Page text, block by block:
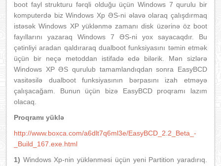
boot fayl strukturu fərqli olduğu üçün Windows 7 qurulu bir
komputerdə biz Windows Xp ƏS-ni əlavə olaraq çalışdırmaq
istəsək Windows XP yüklənmə zamanı disk üzərinə öz boot
fayıllarını yazaraq Windows 7 ƏS-ni yox sayacaqdır. Bu
çətinliyi aradan qaldıraraq dualboot funksiyasını təmin etmək
üçün bir neçə metoddan istifadə edə bilərik. Mən sizlərə
Windows XP ƏS qurulub tamamlandıqdan sonra EasyBCD
vasitəsilə dualboot funksiyasının bərpasını izah etməyə
çalışacağam. Bunun üçün bizə EasyBCD proqramı lazım
olacaq.
Proqramı yüklə
http://www.boxca.com/a6dlt7q6ml3e/EasyBCD_2.2_Beta_-
_Build_167.exe.html
1) Windows Xp-nin yüklənməsi üçün yeni Partition yaradırıq.